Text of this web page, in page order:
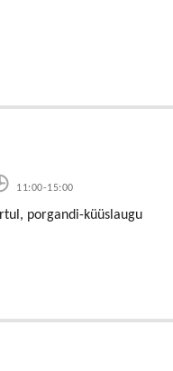
11:00-15:00
porgandi-küüslaugu